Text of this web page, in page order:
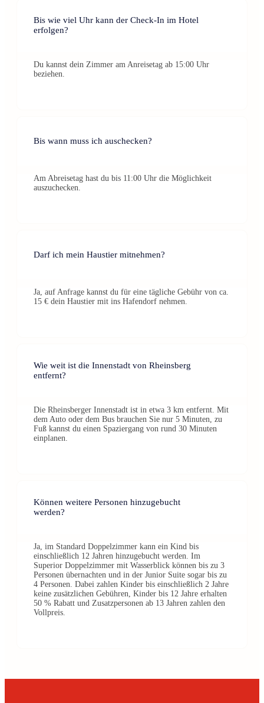
Bis wie viel Uhr kann der Check-In im Hotel
erfolgen?
Du kannst dein Zimmer am Anreisetag ab 15:00 Uhr
beziehen.
Bis wann muss ich auschecken?
Am Abreisetag hast du bis 11:00 Uhr die Möglichkeit
auszuchecken.
Darf ich mein Haustier mitnehmen?
Ja, auf Anfrage kannst du für eine tägliche Gebühr von ca.
15 € dein Haustier mit ins Hafendorf nehmen.
Wie weit ist die Innenstadt von Rheinsberg
entfernt?
Die Rheinsberger Innenstadt ist in etwa 3 km entfernt. Mit
dem Auto oder dem Bus brauchen Sie nur 5 Minuten, zu
Fuß kannst du einen Spaziergang von rund 30 Minuten
einplanen.
Können weitere Personen hinzugebucht
werden?
Ja, im Standard Doppelzimmer kann ein Kind bis
einschließlich 12 Jahren hinzugebucht werden. Im
Superior Doppelzimmer mit Wasserblick können bis zu 3
Personen übernachten und in der Junior Suite sogar bis zu
4 Personen. Dabei zahlen Kinder bis einschließlich 2 Jahre
keine zusätzlichen Gebühren, Kinder bis 12 Jahre erhalten
50 % Rabatt und Zusatzpersonen ab 13 Jahren zahlen den
Vollpreis.